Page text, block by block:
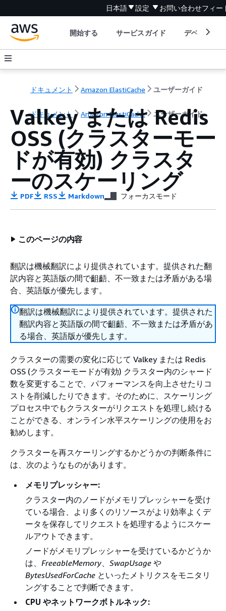
日本語 設定 お問い合わせフィー
開始する サービスガイド デベロッパ
ドキュメント Amazon ElastiCache ユーザーガイド
ドキュメント Amazon ElastiCache ユーザーガイド
Valkey または Redis
OSS (クラスターモー
ドが有効) クラスタ
ーのスケーリング
PDF RSS Markdown フォーカスモード
このページの内容
翻訳は機械翻訳により提供されています。提供された翻
訳内容と英語版の間で齟齬、不一致または矛盾がある場
合、英語版が優先します。
翻訳は機械翻訳により提供されています。提供された
翻訳内容と英語版の間で齟齬、不一致または矛盾があ
る場合、英語版が優先します。
クラスターの需要の変化に応じて Valkey または Redis
OSS (クラスターモードが有効) クラスター内のシャード
数を変更することで、パフォーマンスを向上させたりコ
ストを削減したりできます。そのために、スケーリング
プロセス中でもクラスターがリクエストを処理し続ける
ことができる、オンライン水平スケーリングの使用をお
勧めします。
クラスターを再スケーリングするかどうかの判断条件に
は、次のようなものがあります。
メモリプレッシャー:
クラスター内のノードがメモリプレッシャーを受け
ている場合、より多くのリソースがより効率よくデ
ータを保存してリクエストを処理するようにスケー
ルアウトできます。
ノードがメモリプレッシャーを受けているかどうか
は、 FreeableMemory、 SwapUsage や
BytesUsedForCache といったメトリクスをモニタリ
ングすることで判断できます。
CPU やネットワークボトルネック: